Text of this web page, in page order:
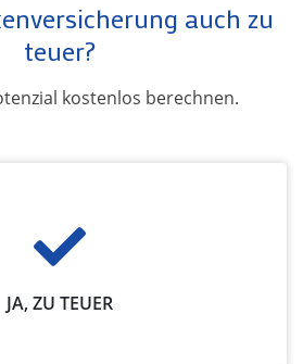
auch zu
teuer?
kostenlos berechnen.
JA, ZU TEUER